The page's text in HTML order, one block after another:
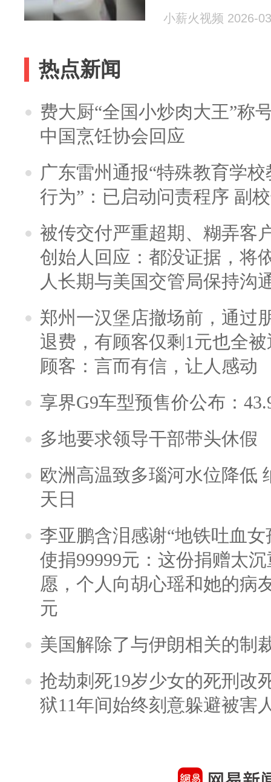
小薪火视频 2026-
热点新闻
费大厨“全国小炒肉大王”称
中国烹饪协会回应
广东雷州通报“特殊教育学
行为”：已启动问责程序 副
被传交付严重超期、糊弄客
创始人回应：都没证据，将
人长期与美国交管局保持沟
郑州一汉堡店撤场前，通过
退费，有顾客仅剩1元也全
顾客：言而有信，让人感动
享界G9车型预售价公布：
多地要求领导干部带头休假
欧洲高温致多瑙河水位降低
天日
李亚鹏含泪感谢“地铁吐血
使捐99999元：这份捐赠太
愿，个人向胡心瑶和她的病
元
美国解除了与伊朗相关的制
抢劫刺死19岁少女的死刑改
狱11年间始终刻意躲避被害